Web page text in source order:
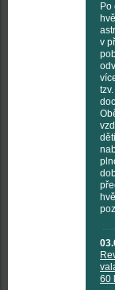
Po
v
60